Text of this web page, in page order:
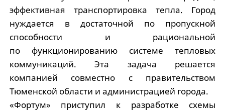
эффективная транспортировка тепла. Город
нуждается в достаточной по пропускной
способности и рациональной
по функционированию системе тепловых
коммуникаций. Эта задача решается
компанией совместно с правительством
Тюменской области и администрацией города.
«Фортум» приступил к разработке схемы